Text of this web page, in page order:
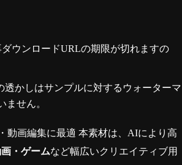
ウンロードURLの期限が切れますの
透かしはサンプルに対するウォーターマ
せん。
動画編集に最適 本素材は、AIにより高
・ゲームなど幅広いクリエイティブ用